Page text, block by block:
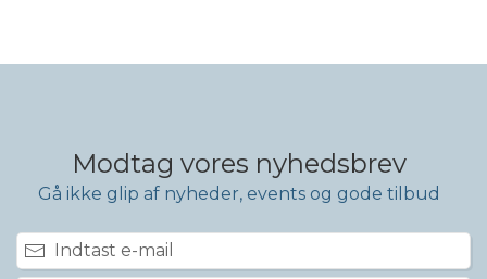
Modtag vores nyhedsbrev
Gå ikke glip af nyheder, events og gode tilbud